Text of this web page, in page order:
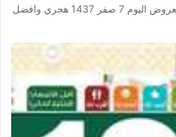
الاسبوعية 19-11-2015 اقوى العروض اليوم 7 صفر 1437 هجري وافضل